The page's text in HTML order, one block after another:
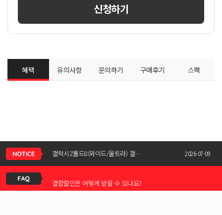
신청하기
혜택 유의사항 문의하기 구매후기 스펙
갤럭시Z폴드8(와이드/울트라) 갤럭시Z플립8 사전예약 공지사항 2026-07-09
신청서 조회는 어떻게 하나요?
결합할인은 어떻게 받을 수 있나요?